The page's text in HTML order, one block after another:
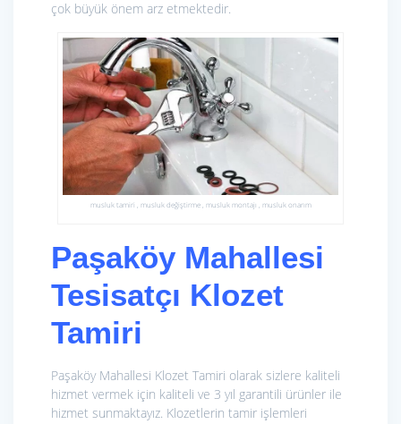
çok büyük önem arz etmektedir.
musluk tamiri , musluk değiştirme , musluk montajı , musluk onarım
Paşaköy Mahallesi
Tesisatçı Klozet
Tamiri
Paşaköy Mahallesi Klozet Tamiri olarak sizlere kaliteli
hizmet vermek için kaliteli ve 3 yıl garantili ürünler ile
hizmet sunmaktayız. Klozetlerin tamir işlemleri